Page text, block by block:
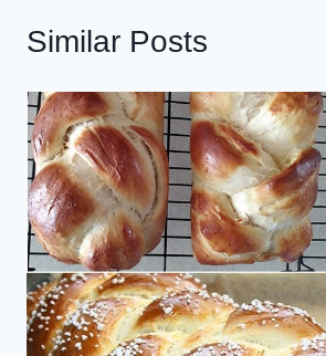
Similar Posts